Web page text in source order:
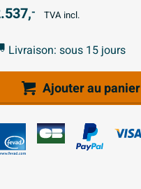
- TVA incl.
Livraison: sous 15 jours
Ajouter au panier